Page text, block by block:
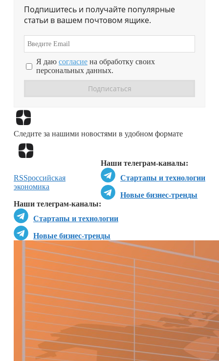
Подпишитесь и получайте популярные
статьи в вашем почтовом ящике.
Я даю согласие на обработку своих
персональных данных.
Следите за нашими новостями в удобном формате
Наши телеграм-каналы:
Стартапы и технологии
Новые бизнес-тренды
Наши телеграм-каналы:
Стартапы и технологии
Новые бизнес-тренды
RSSроссийская
экономика